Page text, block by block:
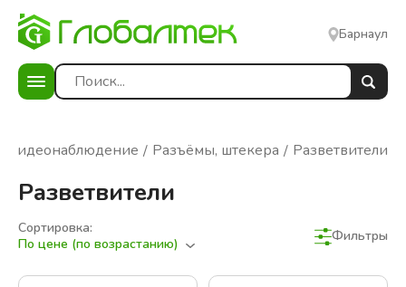
Барнаул
Видеонаблюдение Разъёмы, штекера Разветвители
Разветвители
Сортировка:
По цене (по возрастанию)
Фильтры